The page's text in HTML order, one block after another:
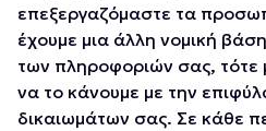
επεξεργαζόμαστε τα
έχουμε μια άλλη νομική
των πληροφοριών σας, τότε
να το κάνουμε με την
δικαιωμάτων σας. Σε κάθε